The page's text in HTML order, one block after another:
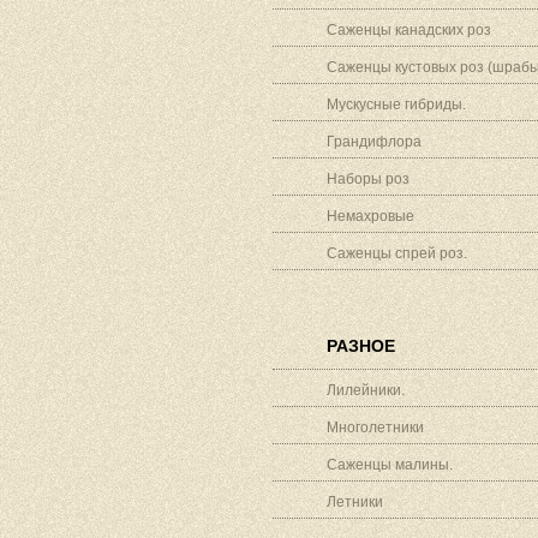
Саженцы канадских роз
Саженцы кустовых роз
Мускусные гибриды.
Грандифлора
Наборы роз
Немахровые
Саженцы спрей роз.
РАЗНОЕ
Лилейники.
Многолетники
Саженцы малины.
Летники